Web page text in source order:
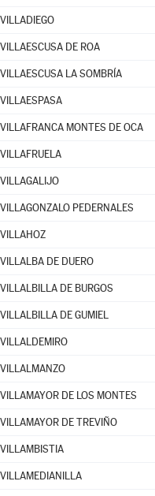
VILLADIEGO
VILLAESCUSA DE ROA
VILLAESCUSA LA SOMBRÍA
VILLAESPASA
VILLAFRANCA MONTES DE OCA
VILLAFRUELA
VILLAGALIJO
VILLAGONZALO PEDERNALES
VILLAHOZ
VILLALBA DE DUERO
VILLALBILLA DE BURGOS
VILLALBILLA DE GUMIEL
VILLALDEMIRO
VILLALMANZO
VILLAMAYOR DE LOS MONTES
VILLAMAYOR DE TREVIÑO
VILLAMBISTIA
VILLAMEDIANILLA